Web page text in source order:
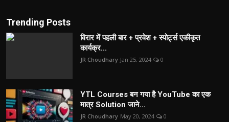
Trending Posts
विरार में पहली बार + प्रवेश + स्पोर्ट्स एकीकृत
कार्यक्र...
JR Choudhary Jan 25, 2024 0
YTL Courses बन गया है YouTube का एक
मात्र Solution जाने...
JR Choudhary May 20, 2024 0